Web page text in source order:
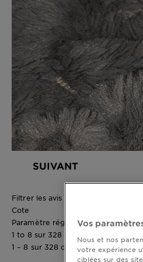
SUIVANT
Filtrer les avis
Cote
Paramètre régional
1 to 8 sur 328 commentaire
1 – 8 sur 328 commentaire
Vos
Nous et nos
votre expérience
ciblées sur des